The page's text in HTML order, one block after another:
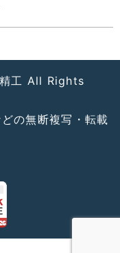
工 All Rights
の無断複写・転載